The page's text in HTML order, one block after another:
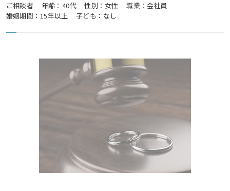
ご相談者 年齢：40代 性別：女性
職業：会社員
婚姻期間：15年以上
子ども：なし